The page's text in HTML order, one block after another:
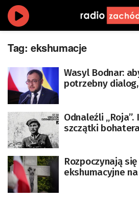
Tag: ekshumacje
Wasyl Bodnar:
potrzebny
Odnaleźli
szczątki
Rozpoczynają
ekshumacyjne